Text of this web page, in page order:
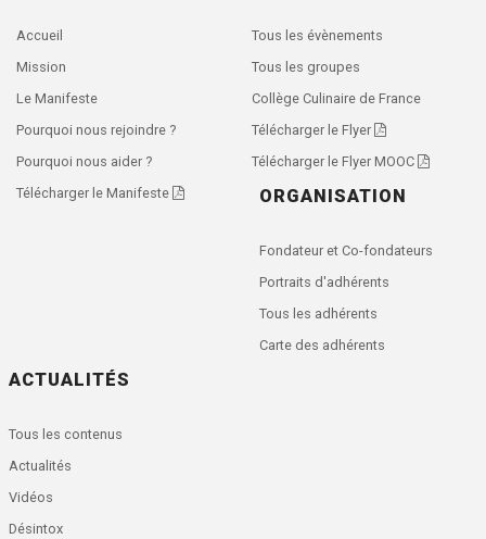
Accueil
Mission
Le Manifeste
Pourquoi nous rejoindre ?
Pourquoi nous aider ?
Télécharger le Manifeste
Tous les évènements
Tous les groupes
Collège Culinaire de France
Télécharger le Flyer
Télécharger le Flyer MOOC
ORGANISATION
Fondateur et Co-fondateurs
Portraits d'adhérents
Tous les adhérents
Carte des adhérents
ACTUALITÉS
Tous les contenus
Actualités
Vidéos
Désintox